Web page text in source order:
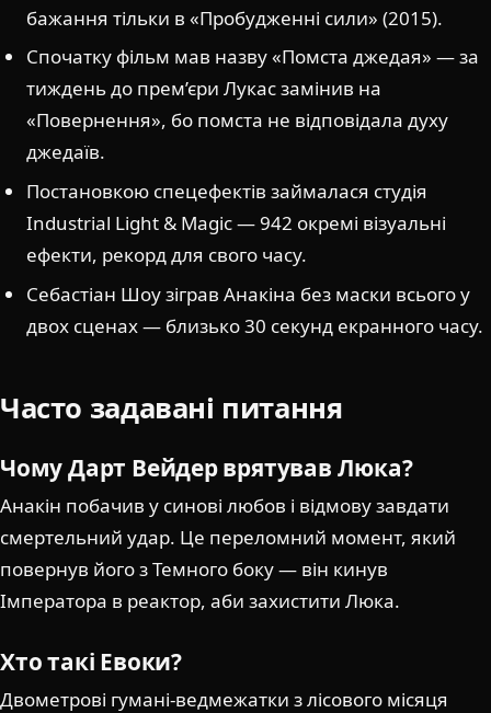
бажання тільки в «Пробудженні сили» (2015).
Спочатку фільм мав назву «Помста джедая» — за
тиждень до прем’єри Лукас замінив на
«Повернення», бо помста не відповідала духу
джедаїв.
Постановкою спецефектів займалася студія
Industrial Light & Magic — 942 окремі візуальні
ефекти, рекорд для свого часу.
Себастіан Шоу зіграв Анакіна без маски всього у
двох сценах — близько 30 секунд екранного часу.
Часто задавані питання
Чому Дарт Вейдер врятував Люка?
Анакін побачив у синові любов і відмову завдати
смертельний удар. Це переломний момент, який
повернув його з Темного боку — він кинув
Імператора в реактор, аби захистити Люка.
Хто такі Евоки?
Двометрові гумані-ведмежатки з лісового місяця